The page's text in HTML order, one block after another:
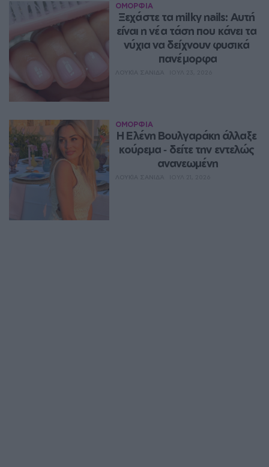
ΟΜΟΡΦΙΑ
Ξεχάστε τα milky nails: Αυτή
είναι η νέα τάση που κάνει τα
νύχια να δείχνουν φυσικά
πανέμορφα
ΟΜΟΡΦΙΑ
Η Ελένη Βουλγαράκη άλλαξε
κούρεμα ‑ δείτε την εντελώς
ανανεωμένη